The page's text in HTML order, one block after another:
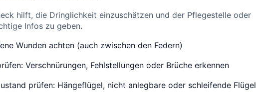
hilft, die Dringlichkeit einzuschätzen und der Pflegestelle oder
Infos zu geben.
Wunden achten (auch zwischen den Federn)
Verschnürungen, Fehlstellungen oder Brüche erkennen
prüfen: Hängeflügel, nicht anlegbare oder schleifende Flügel